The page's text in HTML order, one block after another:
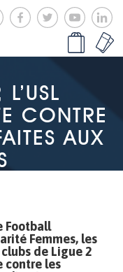
CONTRE
AUX
Football
Femmes, les
de Ligue 2
contre les